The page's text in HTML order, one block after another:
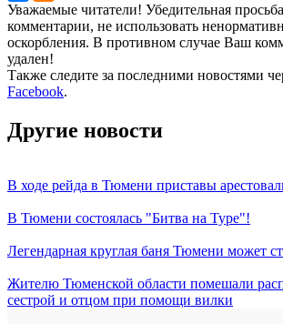
Уважаемые читатели! Убедительная
комментарии, не использовать
оскорбления. В противном случае Ваш
удален!
Также следите за последними новостями
Facebook.
Другие новости
В ходе рейда в Тюмени приставы
В Тюмени состоялась "Битва на Туре"!
Легендарная круглая баня Тюмени может
Жителю Тюменской области помешали
сестрой и отцом при помощи вилки